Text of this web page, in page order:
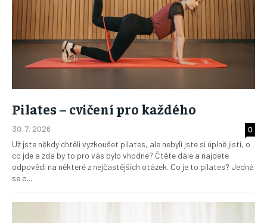
Pilates – cvičení pro každého
30. 7. 2026
0
Už jste někdy chtěli vyzkoušet pilates, ale nebyli jste si úplně jistí, o
co jde a zda by to pro vás bylo vhodné? Čtěte dále a najdete
odpovědi na některé z nejčastějších otázek. Co je to pilates? Jedná
se o...